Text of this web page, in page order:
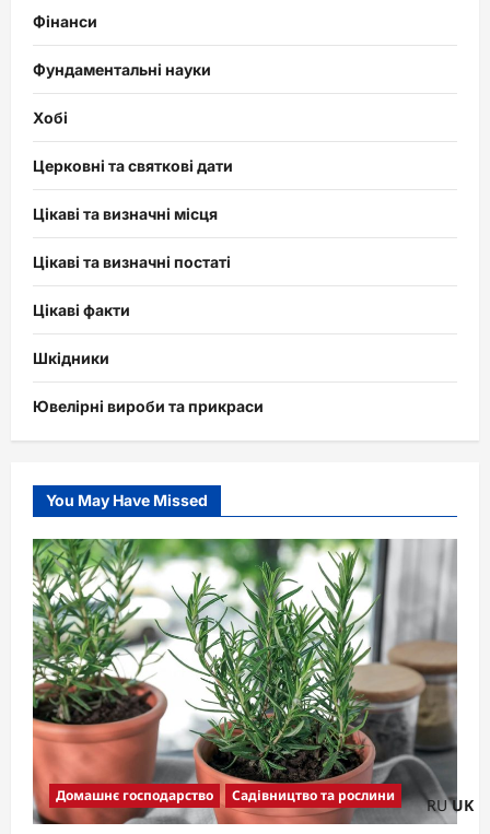
Фінанси
Фундаментальні науки
Хобі
Церковні та святкові дати
Цікаві та визначні місця
Цікаві та визначні постаті
Цікаві факти
Шкідники
Ювелірні вироби та прикраси
You May Have Missed
Домашнє господарство Садівництво та рослини RU UK